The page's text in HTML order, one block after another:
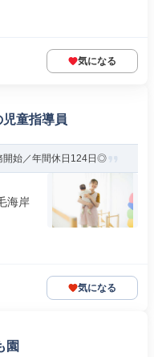
気になる
童指導員
開始／年間休日124日◎
海岸
気になる
園